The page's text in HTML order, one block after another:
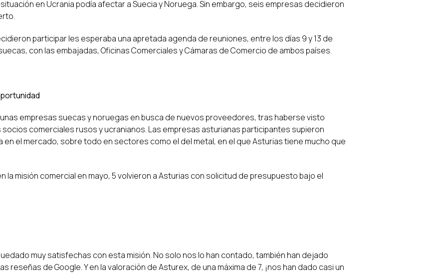
en Ucrania podía afectar a Suecia y Noruega. Sin embargo, seis empresas decidieron
participar les esperaba una apretada agenda de reuniones, entre los días 9 y 13 de
con las embajadas, Oficinas Comerciales y Cámaras de Comercio de ambos países.
empresas suecas y noruegas en busca de nuevos proveedores, tras haberse visto
comerciales rusos y ucranianos. Las empresas asturianas participantes supieron
el mercado, sobre todo en sectores como el del metal, en el que Asturias tiene mucho que
la misión comercial en mayo, 5 volvieron a Asturias con solicitud de presupuesto bajo el
muy satisfechas con esta misión. No solo nos lo han contado, también han dejado
reseñas de Google. Y en la valoración de Asturex, de una máxima de 7, ¡nos han dado casi un